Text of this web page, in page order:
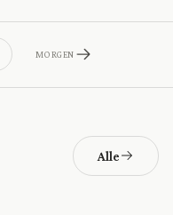
MORGEN
Alle